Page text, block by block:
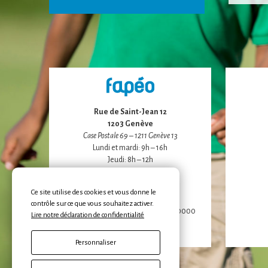
Rue de Saint-Jean 12
1203 Genève
Case Postale 69 – 1211 Genève 13
Lundi et mardi: 9h – 16h
Jeudi: 8h – 12h
Contactez-nous
Soutenez-nous: IBAN CH10 0900 0000
Ce site utilise des cookies et vous donne le
contrôle sur ce que vous souhaitez activer.
Lire notre déclaration de confidentialité
Personnaliser